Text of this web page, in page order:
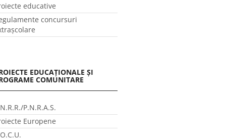
educative
concursuri
EDUCAȚIONALE ȘI
COMUNITARE
P.N.R.A.S.
Europene